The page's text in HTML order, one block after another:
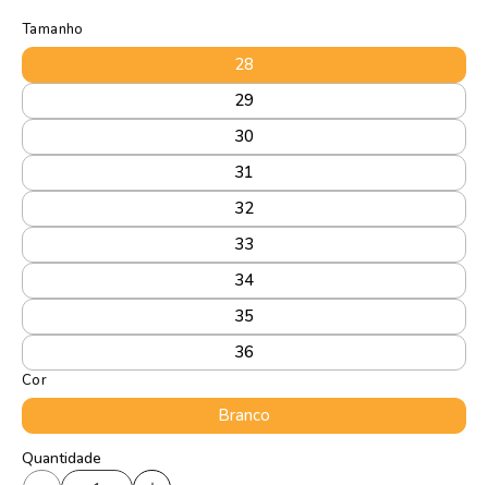
Tamanho
28
29
30
31
32
33
34
35
36
Cor
Branco
Quantidade
Quantidade